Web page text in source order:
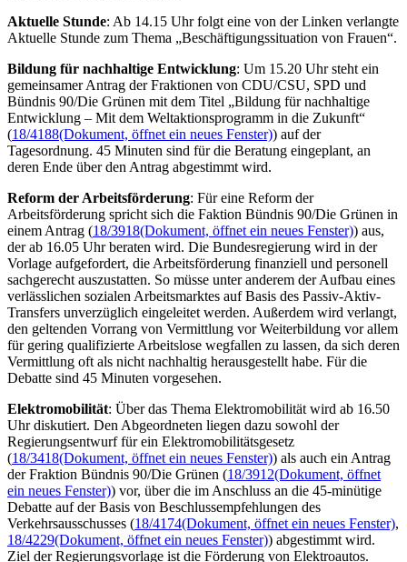
Aktuelle Stunde: Ab 14.15 Uhr folgt eine von der Linken verlangte
Aktuelle Stunde zum Thema „Beschäftigungssituation von Frauen“.
Bildung für nachhaltige Entwicklung: Um 15.20 Uhr steht ein
gemeinsamer Antrag der Fraktionen von CDU/CSU, SPD und
Bündnis 90/Die Grünen mit dem Titel „Bildung für nachhaltige
Entwicklung – Mit dem Weltaktionsprogramm in die Zukunft“
(18/4188(Dokument, öffnet ein neues Fenster)) auf der
Tagesordnung. 45 Minuten sind für die Beratung eingeplant, an
deren Ende über den Antrag abgestimmt wird.
Reform der Arbeitsförderung: Für eine Reform der
Arbeitsförderung spricht sich die Faktion Bündnis 90/Die Grünen in
einem Antrag (18/3918(Dokument, öffnet ein neues Fenster)) aus,
der ab 16.05 Uhr beraten wird. Die Bundesregierung wird in der
Vorlage aufgefordert, die Arbeitsförderung finanziell und personell
sachgerecht auszustatten. So müsse unter anderem der Aufbau eines
verlässlichen sozialen Arbeitsmarktes auf Basis des Passiv-Aktiv-
Transfers unverzüglich eingeleitet werden. Außerdem wird verlangt,
den geltenden Vorrang von Vermittlung vor Weiterbildung vor allem
für gering qualifizierte Arbeitslose wegfallen zu lassen, da sich deren
Vermittlung oft als nicht nachhaltig herausgestellt habe. Für die
Debatte sind 45 Minuten vorgesehen.
Elektromobilität: Über das Thema Elektromobilität wird ab 16.50
Uhr diskutiert. Den Abgeordneten liegen dazu sowohl der
Regierungsentwurf für ein Elektromobilitätsgesetz
(18/3418(Dokument, öffnet ein neues Fenster)) als auch ein Antrag
der Fraktion Bündnis 90/Die Grünen (18/3912(Dokument, öffnet
ein neues Fenster)) vor, über die im Anschluss an die 45-minütige
Debatte auf der Basis von Beschlussempfehlungen des
Verkehrsausschusses (18/4174(Dokument, öffnet ein neues Fenster),
18/4229(Dokument, öffnet ein neues Fenster)) abgestimmt wird.
Ziel der Regierungsvorlage ist die Förderung von Elektroautos.